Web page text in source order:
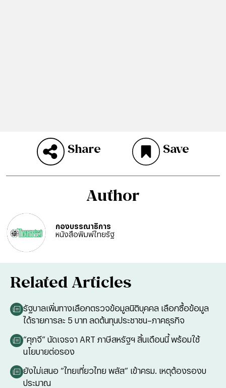
Share Save
Author
กองบรรณาธิการ
หนังสือพิมพ์ไทยรัฐ
Related Articles
รัฐบาลเพิ่มทางเลือกตรวจข้อมูลนิติบุคคล เลือกซื้อข้อมูล
ได้รายการละ 5 บาท ลดต้นทุนประชาชน–ภาคธุรกิจ
“ศุภจี” นัดเจรจา ART ภาษีสหรัฐฯ สิ้นเดือนนี้ พร้อมใช้
นโยบายต่อรอง
ยังไม่เสนอ “ไทยเที่ยวไทย พลัส” เข้าครม. เหตุต้องรองบ
ประมาณ